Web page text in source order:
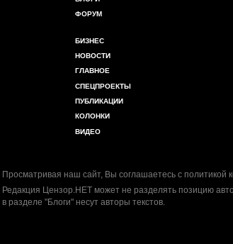
ФОРУМ
БИЗНЕС
НОВОСТИ
ГЛАВНОЕ
СПЕЦПРОЕКТЫ
ПУБЛИКАЦИИ
КОЛОНКИ
ВИДЕО
Просматривая наш сайт, Вы соглашаетесь с политикой
Редакция Цензор.НЕТ может не разделять позицию
в разделе "Блоги" несут авторы текстов.